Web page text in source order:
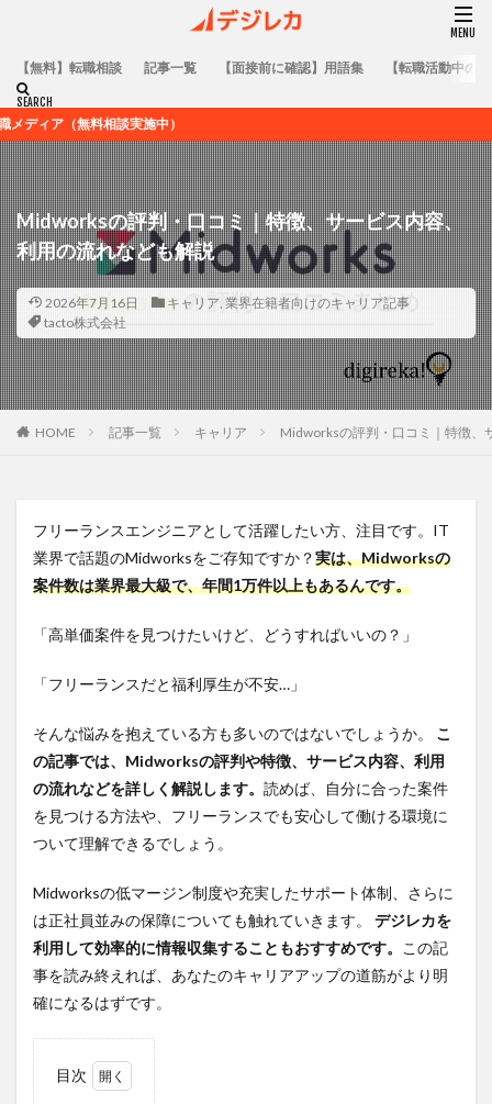
【無料】転職相談 記事一覧 【面接前に確認】用語集 【転職活動中の
談実施中）
Midworksの評判・口コミ｜特徴、サービス内容、
利用の流れなども解説
2026年7月16日 キャリア, 業界在籍者向けのキャリア記事
tacto株式会社
HOME 記事一覧 キャリア Midworksの評判・口コミ｜特徴、
フリーランスエンジニアとして活躍したい方、注目です。IT
業界で話題のMidworksをご存知ですか？実は、Midworksの
案件数は業界最大級で、年間1万件以上もあるんです。
「高単価案件を見つけたいけど、どうすればいいの？」
「フリーランスだと福利厚生が不安…」
そんな悩みを抱えている方も多いのではないでしょうか。 こ
の記事では、Midworksの評判や特徴、サービス内容、利用
の流れなどを詳しく解説します。 読めば、自分に合った案件
を見つける方法や、フリーランスでも安心して働ける環境に
ついて理解できるでしょう。
Midworksの低マージン制度や充実したサポート体制、さらに
は正社員並みの保障についても触れていきます。 デジレカを
利用して効率的に情報収集することもおすすめです。
この記
事を読み終えれば、あなたのキャリアアップの道筋がより明
確になるはずです。
目次